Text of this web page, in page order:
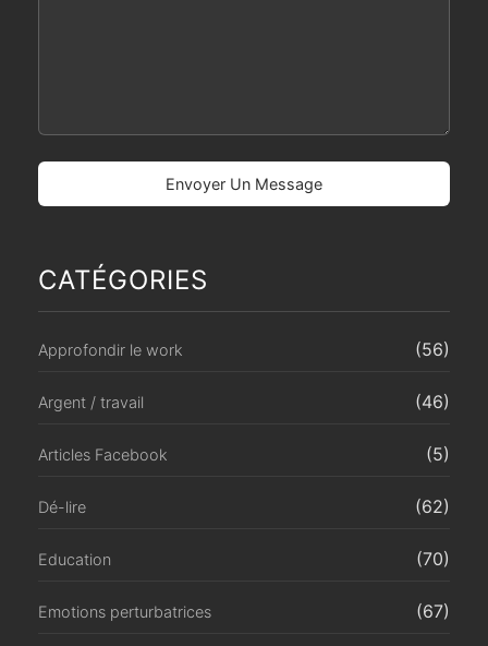
CATÉGORIES
Approfondir le work (56)
Argent / travail (46)
Articles Facebook (5)
Dé-lire (62)
Education (70)
Emotions perturbatrices (67)